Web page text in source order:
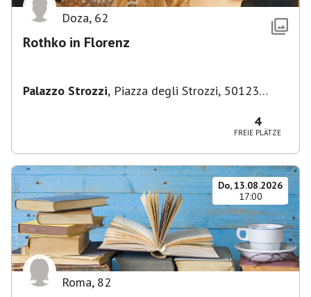
Doza, 62
Rothko in Florenz
Palazzo Strozzi, Piazza degli Strozzi, 50123
4
FREIE PLÄTZE
Do, 13.08.2026
17:00
Roma, 82